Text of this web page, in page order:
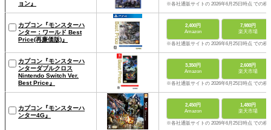
ョン』
※各社通販サイトの 2026年6月25日時点 での税
カプコン『モンスターハ
ンター：ワールド Best
Price(再廉価版)』
2,400円
Amazon
7,980円
楽天市場
※各社通販サイトの 2026年6月25日時点 での税
カプコン『モンスターハ
ンターダブルクロス
Nintendo Switch Ver.
Best Price』
3,350円
Amazon
2,608円
楽天市場
※各社通販サイトの 2026年6月25日時点 での税
カプコン『モンスターハ
ンター4G』
2,450円
Amazon
1,480円
楽天市場
※各社通販サイトの 2026年6月25日時点 での税